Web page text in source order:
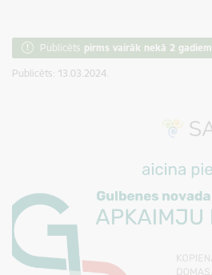
Publicēts pirms vairāk nekā 2 gadiem
Publicēts: 13.03.2024.